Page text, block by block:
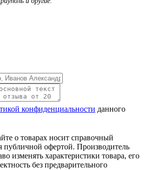
конфиденциальности данного
о товарах носит справочный
публичной офертой. Производитель
изменять характеристики товара, его
без предварительного